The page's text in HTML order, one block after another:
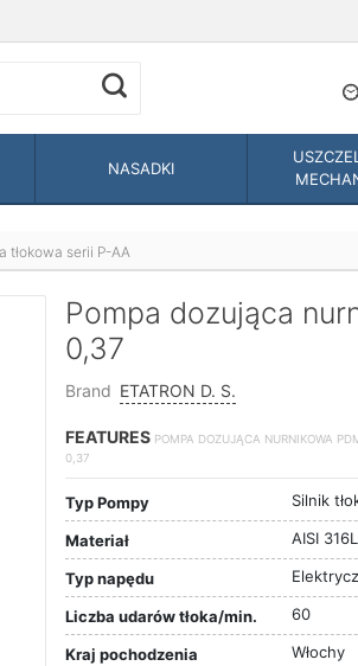
NASADKI
tłokowa serii P-AA
Pompa dozująca
0,37
Brand ETATRON D. S.
FEATURES POMPA DOZUJĄCA NURNIKOWA
0,37
Typ Pompy Silnik
Materiał AISI 316L
Typ napędu
Liczba udarów tłoka/min. 60
Kraj pochodzenia Włochy